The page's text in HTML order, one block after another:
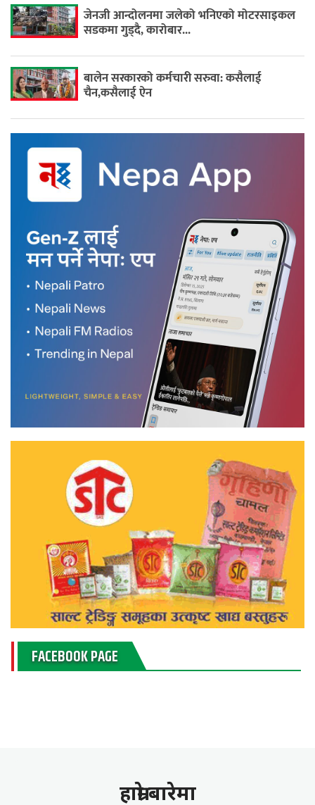
जेनजी आन्दोलनमा जलेको भनिएको मोटरसाइकल
सडकमा गुड्दै, कारोबार...
बालेन सरकारको कर्मचारी सरुवा: कसैलाई
चैन,कसैलाई ऐन
FACEBOOK PAGE
हाम्राे बारेमा